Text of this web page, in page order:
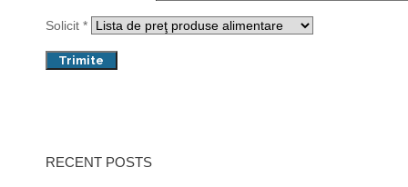
Solicit *
RECENT POSTS